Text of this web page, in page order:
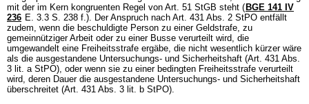
mit der im Kern kongruenten Regel von Art. 51 StGB steht ( BGE 141 IV
236 E. 3.3 S. 238 f.). Der Anspruch nach Art. 431 Abs. 2 StPO entfällt
zudem, wenn die beschuldigte Person zu einer Geldstrafe, zu
gemeinnütziger Arbeit oder zu einer Busse verurteilt wird, die
umgewandelt eine Freiheitsstrafe ergäbe, die nicht wesentlich kürzer wäre
als die ausgestandene Untersuchungs- und Sicherheitshaft (Art. 431 Abs.
3 lit. a StPO), oder wenn sie zu einer bedingten Freiheitsstrafe verurteilt
wird, deren Dauer die ausgestandene Untersuchungs- und Sicherheitshaft
überschreitet (Art. 431 Abs. 3 lit. b StPO).